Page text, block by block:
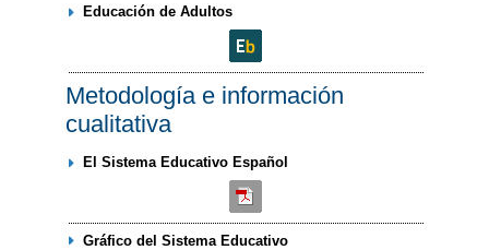
Educación de Adultos
Metodología e información
cualitativa
El Sistema Educativo Español
Gráfico del Sistema Educativo